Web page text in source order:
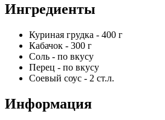
Ингредиенты
Куриная грудка - 400 г
Кабачок - 300 г
Соль - по вкусу
Перец - по вкусу
Соевый соус - 2 ст.л.
Информация